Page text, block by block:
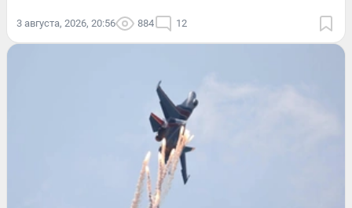
3 августа, 2026, 20:56 884 12